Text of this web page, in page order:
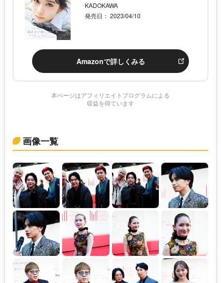
KADOKAWA
発売日： 2023/04/10
Amazonで詳しくみる
本ページはアフィリエイトプログラムによる
収益を得ています
画像一覧